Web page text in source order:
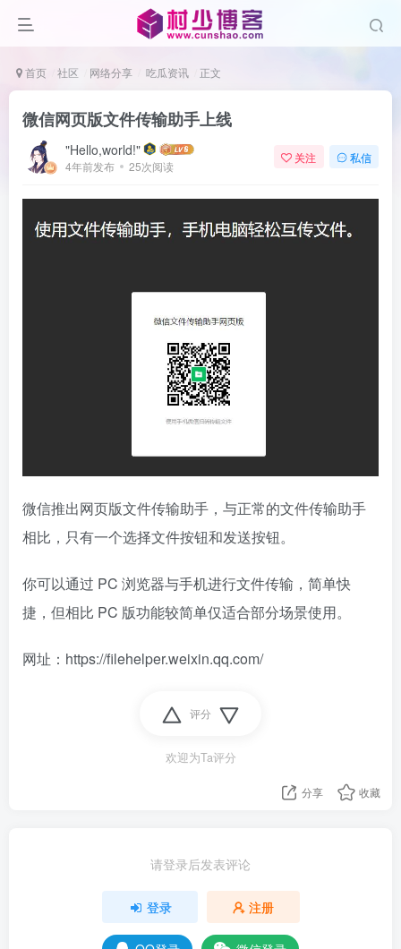
首页 社区 网络分享 吃瓜资讯 正文
微信网页版文件传输助手上线
"Hello,world!"
4年前发布 25次阅读
关注 私信
微信推出网页版文件传输助手，与正常的文件传输助手
相比，只有一个选择文件按钮和发送按钮。
你可以通过 PC 浏览器与手机进行文件传输，简单快
捷，但相比 PC 版功能较简单仅适合部分场景使用。
网址：https://filehelper.weixin.qq.com/
评分
欢迎为Ta评分
分享 收藏
请登录后发表评论
登录 注册